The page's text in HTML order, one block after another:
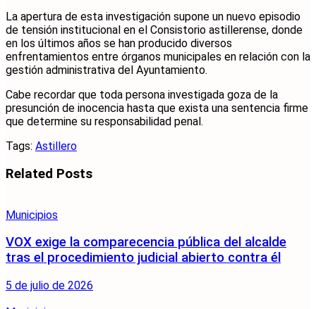
La apertura de esta investigación supone un nuevo episodio
de tensión institucional en el Consistorio astillerense, donde
en los últimos años se han producido diversos
enfrentamientos entre órganos municipales en relación con la
gestión administrativa del Ayuntamiento.
Cabe recordar que toda persona investigada goza de la
presunción de inocencia hasta que exista una sentencia firme
que determine su responsabilidad penal.
Tags: Astillero
Related Posts
Municipios
VOX exige la comparecencia pública del alcalde
tras el procedimiento judicial abierto contra él
5 de julio de 2026